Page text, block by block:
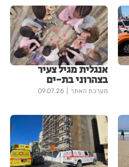
אנגלית מגיל צעיר
בצהרוני בת-ים
מערכת האתר 09.07.26